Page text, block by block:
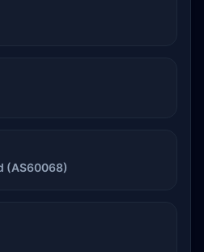
(AS60068)